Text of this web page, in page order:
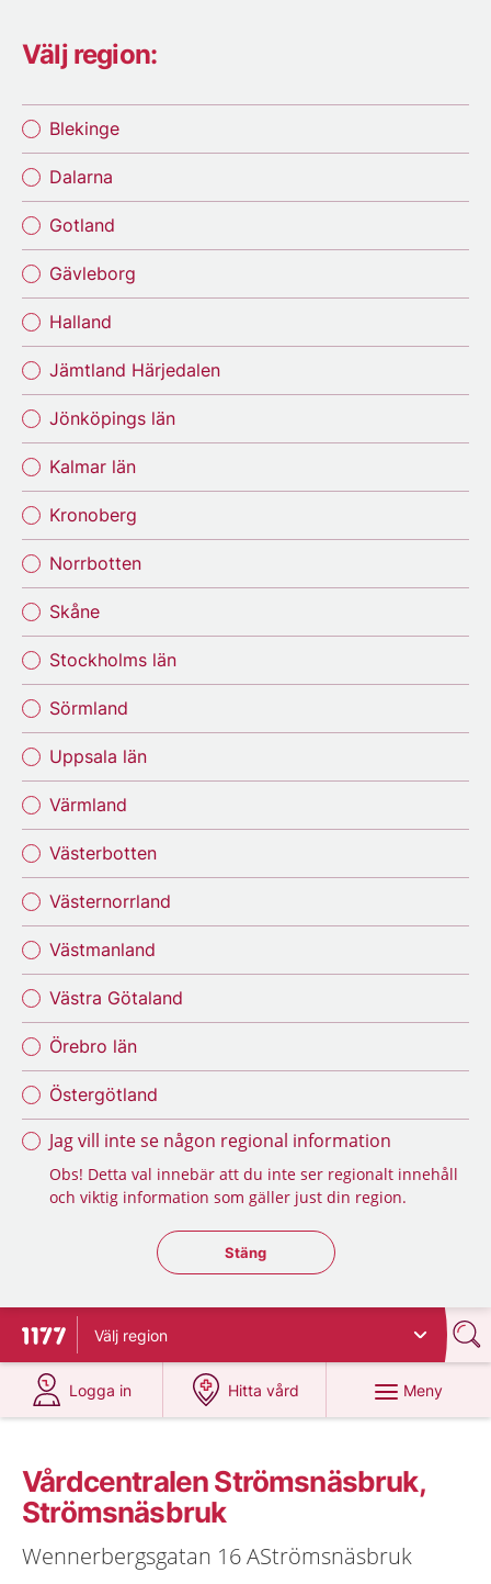
Välj region:
Blekinge
Dalarna
Gotland
Gävleborg
Halland
Jämtland Härjedalen
Jönköpings län
Kalmar län
Kronoberg
Norrbotten
Skåne
Stockholms län
Sörmland
Uppsala län
Värmland
Västerbotten
Västernorrland
Västmanland
Västra Götaland
Örebro län
Östergötland
Jag vill inte se någon regional information
Obs! Detta val innebär att du inte ser regionalt innehåll
och viktig information som gäller just din region.
Stäng regionsväljaren
Stäng
Till startsidan för 1177
Välj region
Logga in
på 1177.se
Hitta vård
på 1177.se
Meny
Vårdcentralen Strömsnäsbruk,
Strömsnäsbruk
Wennerbergsgatan 16 AStrömsnäsbruk